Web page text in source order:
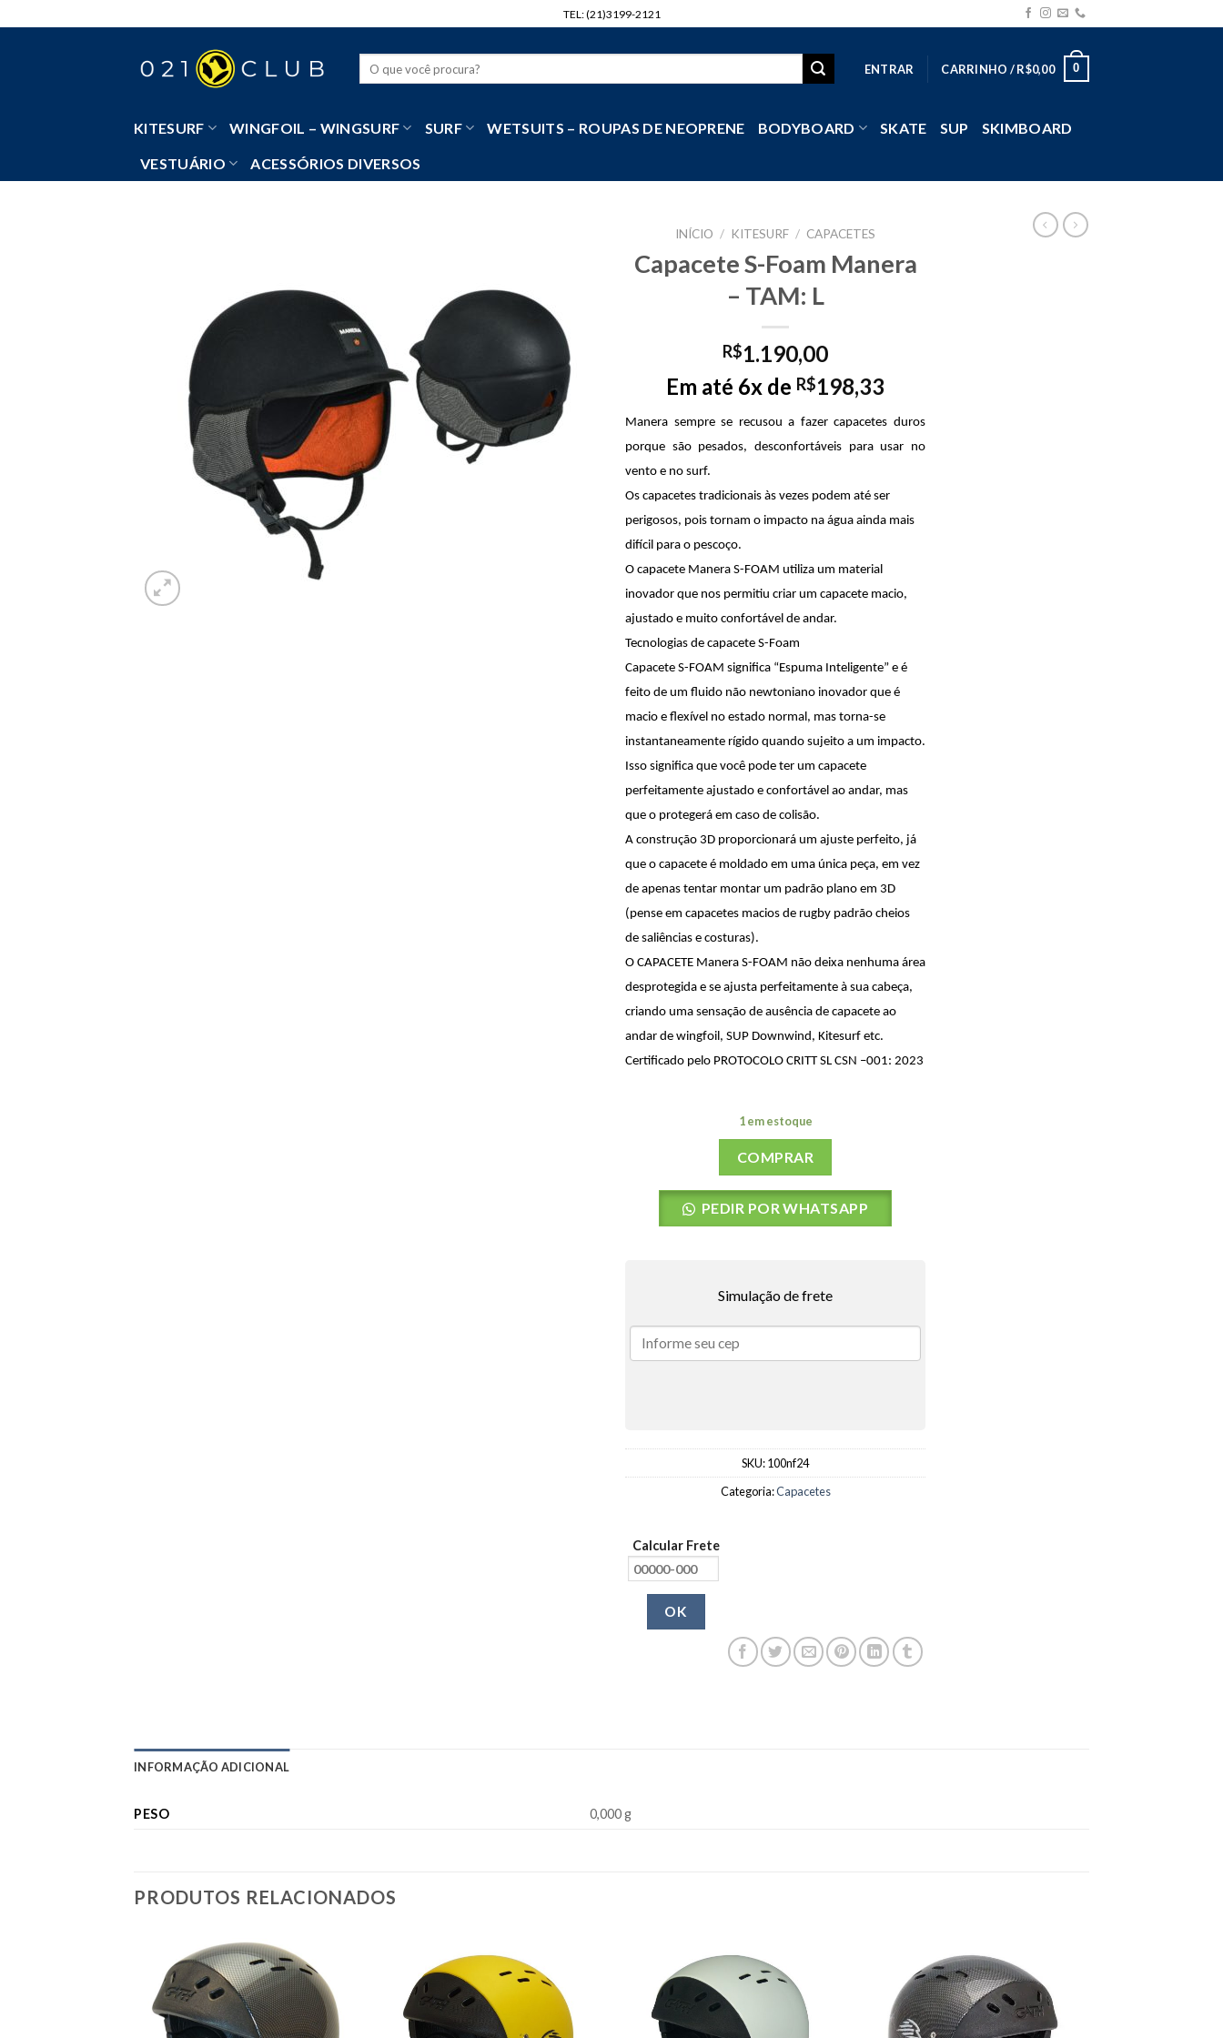
to
TEL: (21)3199-2121
ENTRAR CARRINHO /R$0,00 0
KITESURF WINGFOIL – WINGSURF SURF WETSUITS – ROUPAS DE NEOPRENE BODYBOARD SKATE SUP SKIMBOARD
VESTUÁRIO ACESSÓRIOS DIVERSOS
INÍCIO / KITESURF / CAPACETES
Capacete S-Foam Manera
– TAM: L
R$1.190,00
Em até 6x de R$198,33
Manera sempre se recusou a fazer capacetes duros
porque são pesados, desconfortáveis ​​para usar no
vento e no surf.
Os capacetes tradicionais às vezes podem até ser
perigosos, pois tornam o impacto na água ainda mais
difícil para o pescoço.
O capacete Manera S-FOAM utiliza um material
inovador que nos permitiu criar um capacete macio,
ajustado e muito confortável de andar.
Tecnologias de capacete S-Foam
Capacete S-FOAM significa “Espuma Inteligente” e é
feito de um fluido não newtoniano inovador que é
macio e flexível no estado normal, mas torna-se
instantaneamente rígido quando sujeito a um impacto.
Isso significa que você pode ter um capacete
perfeitamente ajustado e confortável ao andar, mas
que o protegerá em caso de colisão.
A construção 3D proporcionará um ajuste perfeito, já
que o capacete é moldado em uma única peça, em vez
de apenas tentar montar um padrão plano em 3D
(pense em capacetes macios de rugby padrão cheios
de saliências e costuras).
O CAPACETE Manera S-FOAM não deixa nenhuma área
desprotegida e se ajusta perfeitamente à sua cabeça,
criando uma sensação de ausência de capacete ao
andar de wingfoil, SUP Downwind, Kitesurf etc.
Certificado pelo PROTOCOLO CRITT SL CSN –001: 2023
1 em estoque
COMPRAR
PEDIR POR WHATSAPP
Simulação de frete
SKU:100nf24
Categoria:Capacetes
Calcular Frete
OK
INFORMAÇÃO ADICIONAL
PESO 0,000 g
PRODUTOS RELACIONADOS